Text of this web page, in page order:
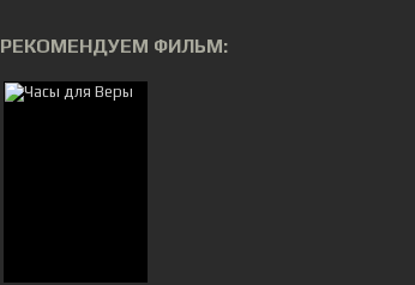
РЕКОМЕНДУЕМ ФИЛЬМ: